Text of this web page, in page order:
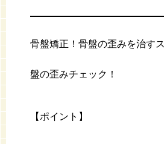
骨盤矯正！骨盤の歪みを治す
盤の歪みチェック！
【ポイント】